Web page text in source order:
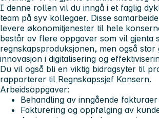
I denne rollen vil du inngå i et faglig
team på syv kollegaer. Disse
levere økonomitjenester til hele
består av flere oppgaver som vil gjenta
regnskapsproduksjonen, men også stor
innovasjon i digitalisering og
Du vil også bli en viktig bidragsyter til
rapporterer til Regnskapssjef Konsern.
Arbeidsoppgaver:
Behandling av inngående
Fakturering og oppfølging av